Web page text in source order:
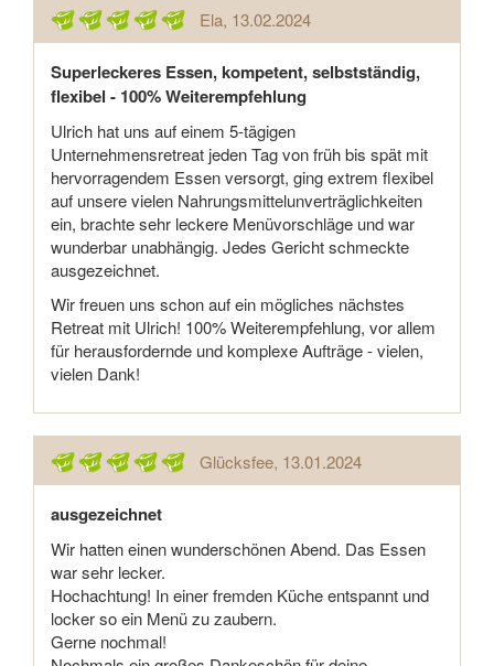
Ela, 13.02.2024
Superleckeres Essen, kompetent, selbstständig,
flexibel - 100% Weiterempfehlung
Ulrich hat uns auf einem 5-tägigen
Unternehmensretreat jeden Tag von früh bis spät mit
hervorragendem Essen versorgt, ging extrem flexibel
auf unsere vielen Nahrungsmittelunverträglichkeiten
ein, brachte sehr leckere Menüvorschläge und war
wunderbar unabhängig. Jedes Gericht schmeckte
ausgezeichnet.
Wir freuen uns schon auf ein mögliches nächstes
Retreat mit Ulrich! 100% Weiterempfehlung, vor allem
für herausfordernde und komplexe Aufträge - vielen,
vielen Dank!
Glücksfee, 13.01.2024
ausgezeichnet
Wir hatten einen wunderschönen Abend. Das Essen
war sehr lecker.
Hochachtung! In einer fremden Küche entspannt und
locker so ein Menü zu zaubern.
Gerne nochmal!